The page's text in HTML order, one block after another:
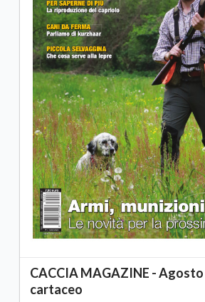
CACCIA MAGAZINE - Agosto
cartaceo